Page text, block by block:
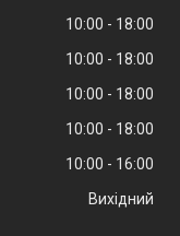
10:00
18:00
10:00
18:00
10:00
18:00
10:00
18:00
10:00
16:00
Вихідний